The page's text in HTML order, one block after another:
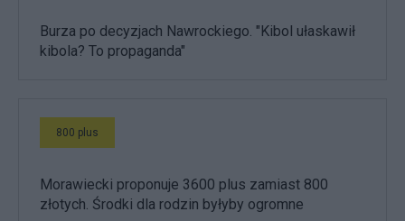
Burza po decyzjach Nawrockiego. "Kibol ułaskawił
kibola? To propaganda"
800 plus
Morawiecki proponuje 3600 plus zamiast 800
złotych. Środki dla rodzin byłyby ogromne